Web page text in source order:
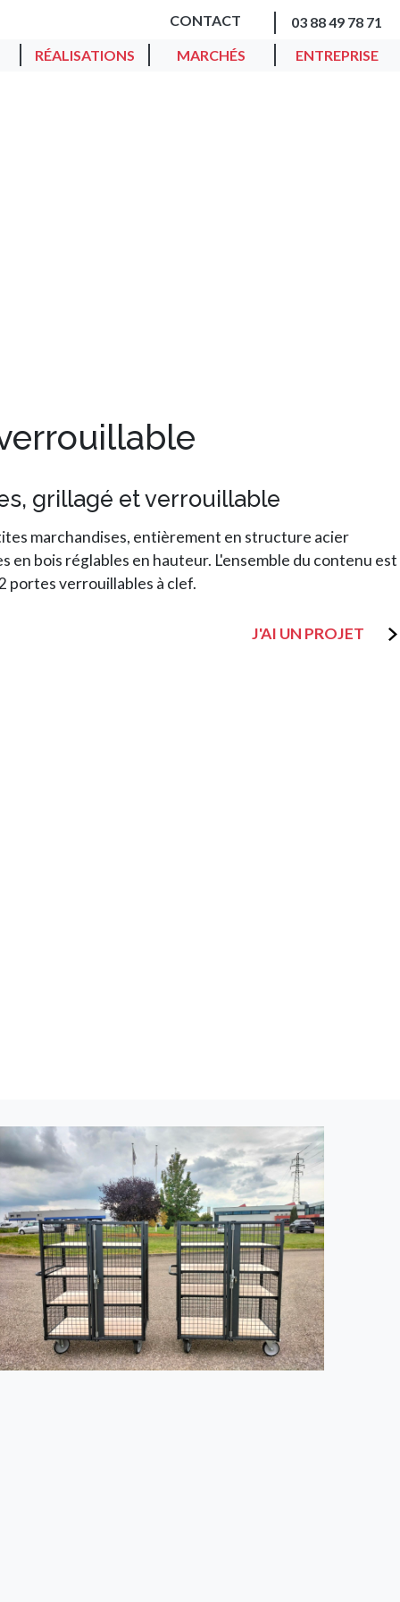
CONTACT
03 88 49 78 71
RÉALISATIONS MARCHÉS ENTREPRISE
grillagé et verrouillable
marchandises, entièrement en structure acier
en bois réglables en hauteur. L'ensemble du contenu est
portes verrouillables à clef.
J'AI UN PROJET
Image